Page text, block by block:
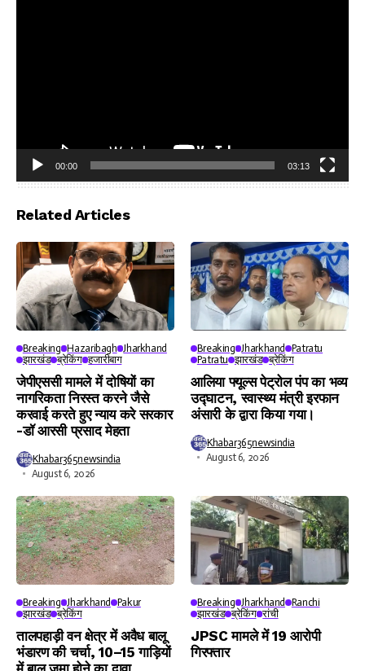
Player
00:00 03:13
Related Articles
Breaking Hazaribagh Jharkhand
झारखंड ब्रेकिंग हजारीबाग
जेपीएससी मामले में दोषियों का
नागरिकता निरस्त करने जैसे
करवाई करते हुए न्याय करे सरकार
-डॉ आरसी प्रसाद मेहता
Khabar365newsindia
August 6, 2026
Breaking Jharkhand
Patratu
Patratu झारखंड ब्रेकिंग
आलिया फ्यूल्स पेट्रोल पंप का भव्य
उद्घाटन, स्वास्थ्य मंत्री इरफान
अंसारी के द्वारा किया गया।
Khabar365newsindia
August 6, 2026
Breaking Jharkhand
Pakur
झारखंड ब्रेकिंग
तालपहाड़ी वन क्षेत्र में अवैध बालू
भंडारण की चर्चा, 10–15 गाड़ियों
Breaking Jharkhand
Ranchi
झारखंड ब्रेकिंग रांची
JPSC मामले में 19 आरोपी
गिरफ्तार